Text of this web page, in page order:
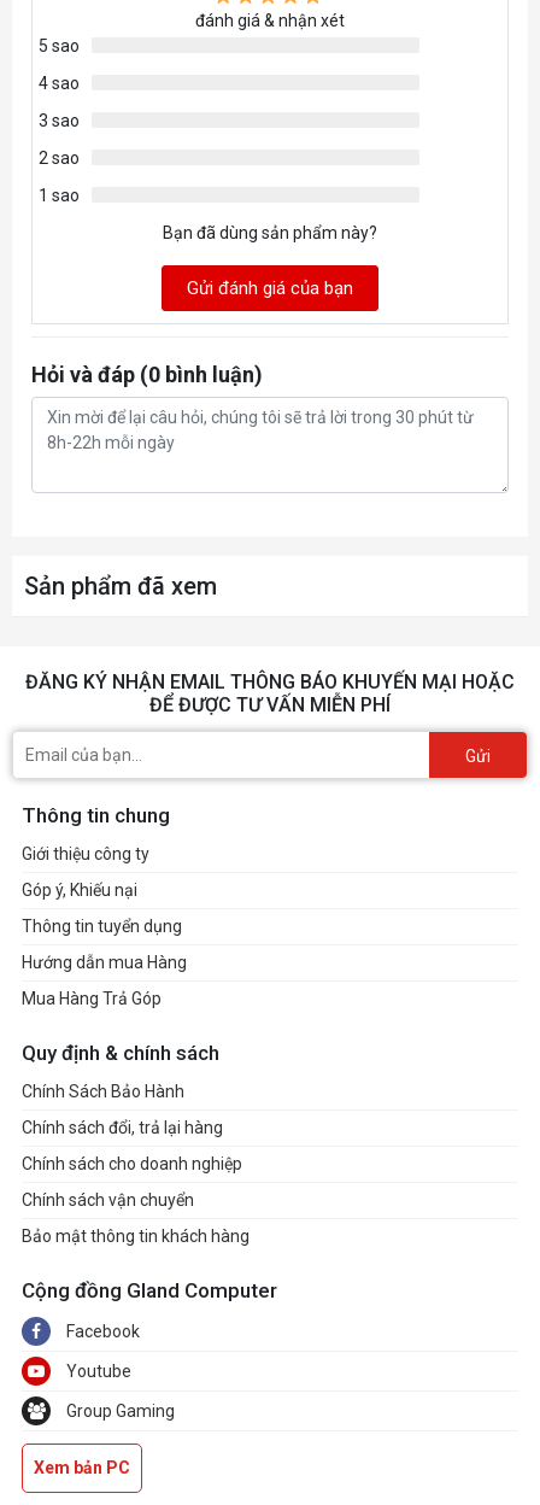
**Game Clock is the expected
4096
Clock
Memory
Interface
3x DisplayPort 2.1a1x HDMI
HDCP Yes
Multi-view
4
Recommended
PSU
Power
Connector
Accessories
Dimensions
Net Weight 1155 g
Warranty
đánh giá & nhận xét
5 sao
4 sao
3 sao
2 sao
1 sao
Bạn đã dùng sản phẩm này?
Gửi đánh giá của bạn
Hỏi và đáp (0 bình luận)
Sản phẩm đã xem
ĐĂNG KÝ NHẬN EMAIL THÔNG BÁO KHUYẾN MẠI HOẶC
ĐỂ ĐƯỢC TƯ VẤN MIỄN PHÍ
Gửi
Thông tin chung
Giới thiệu công ty
Góp ý, Khiếu nại
Thông tin tuyển dụng
Hướng dẫn mua Hàng
Mua Hàng Trả Góp
Quy định & chính sách
Chính Sách Bảo Hành
Chính sách đổi, trả lại hàng
Chính sách cho doanh nghiệp
Chính sách vận chuyển
Bảo mật thông tin khách hàng
Cộng đồng Gland Computer
Facebook
Youtube
Group Gaming
Xem bản PC